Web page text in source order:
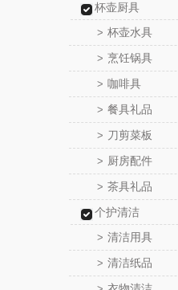
杯壶厨具
> 杯壶水具
> 烹饪锅具
> 咖啡具
> 餐具礼品
> 刀剪菜板
> 厨房配件
> 茶具礼品
个护清洁
> 清洁用具
> 清洁纸品